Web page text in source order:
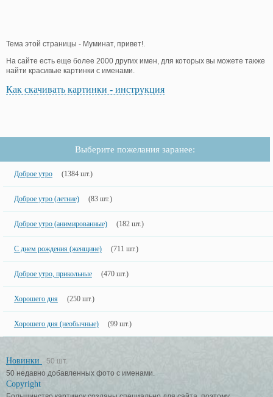
Тема этой страницы - Муминат, привет!.
На сайте есть еще более 2000 других имен, для которых вы можете также
найти красивые картинки с именами.
Как скачивать картинки - инструкция
Выберите пожелания заранее:
Доброе утро (1384 шт.)
Доброе утро (летние) (83 шт.)
Доброе утро (анимированные) (182 шт.)
С днем рождения (женщине) (711 шт.)
Доброе утро, прикольные (470 шт.)
Хорошего дня (250 шт.)
Хорошего дня (необычные) (99 шт.)
Новинки
50 шт.
50 недавно добавленных фото с именами.
Copyright